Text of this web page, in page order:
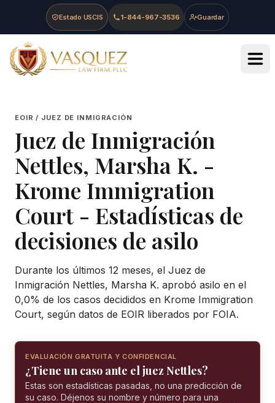
Skip to main content
Skip to navigation
Skip to footer
Estado USCIS 1-844-967-3536 Guardar
Vasquez Law Firm - Home
EOIR / JUEZ DE INMIGRACIÓN
Juez de Inmigración
Nettles, Marsha K. -
Krome Immigration
Court - Estadísticas de
decisiones de asilo
Durante los últimos 12 meses, el Juez de
Inmigración Nettles, Marsha K. aprobó asilo en el
0,0% de los casos decididos en Krome Immigration
Court, según datos de EOIR liberados por FOIA.
EVALUACIÓN GRATUITA Y CONFIDENCIAL
¿Tiene un caso ante el juez Nettles?
Estas son estadísticas pasadas, no una predicción de
su caso. Déjenos su nombre y número para una